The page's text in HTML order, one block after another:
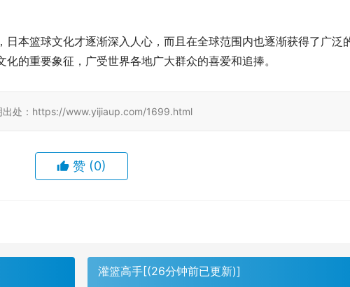
本篮球文化才逐渐深入人心，而且在全球范围内也逐渐获得了广泛
的重要象征，广受世界各地广大群众的喜爱和追捧。
出处：https://www.yijiaup.com/1699.html
赞 (0)
灌篮高手[(26分钟前已更新)]